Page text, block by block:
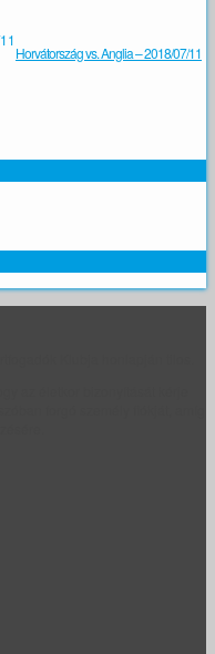
Horvátország vs. Anglia – 2018/07/11